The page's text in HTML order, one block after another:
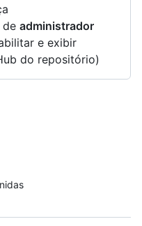
de administrador
e exibir
do repositório)